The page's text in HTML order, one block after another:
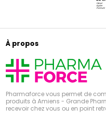
À propos
Pharmaforce vous permet de
produits à Amiens - Grande
recevoir chez vous ou en point